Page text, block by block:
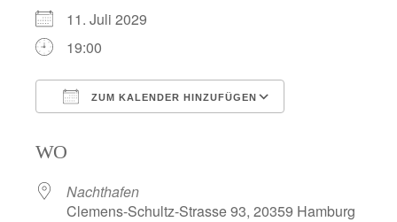
11. Juli 2029
19:00
ZUM KALENDER HINZUFÜGEN
WO
Nachthafen
Clemens-Schultz-Strasse 93, 20359 Hamburg